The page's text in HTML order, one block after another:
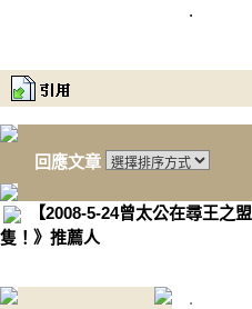
.
回應文章
【2008-5-24曾太公在尋王之
隻！》推薦人
.